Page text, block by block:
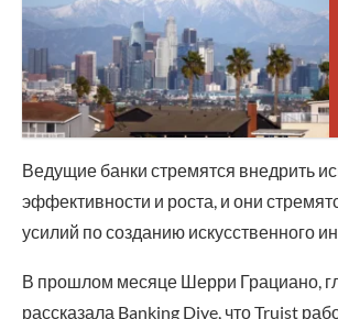
Ведущие банки стремятся внедрить
эффективности и роста, и они
усилий по созданию искусственного
В прошлом месяце Шерри Грациано,
рассказала Banking Dive, что Truist